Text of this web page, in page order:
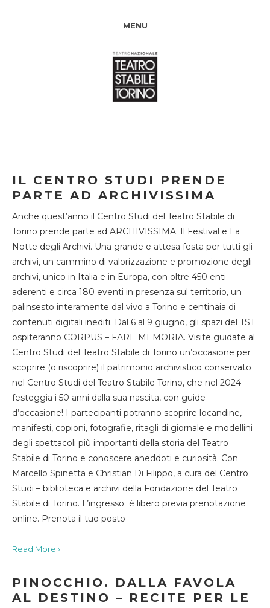
MENU
IL CENTRO STUDI PRENDE
PARTE AD ARCHIVISSIMA
Anche quest’anno il Centro Studi del Teatro Stabile di
Torino prende parte ad ARCHIVISSIMA. Il Festival e La
Notte degli Archivi. Una grande e attesa festa per tutti gli
archivi, un cammino di valorizzazione e promozione degli
archivi, unico in Italia e in Europa, con oltre 450 enti
aderenti e circa 180 eventi in presenza sul territorio, un
palinsesto interamente dal vivo a Torino e centinaia di
contenuti digitali inediti. Dal 6 al 9 giugno, gli spazi del TST
ospiteranno CORPUS – FARE MEMORIA. Visite guidate al
Centro Studi del Teatro Stabile di Torino un’occasione per
scoprire (o riscoprire) il patrimonio archivistico conservato
nel Centro Studi del Teatro Stabile Torino, che nel 2024
festeggia i 50 anni dalla sua nascita, con guide
d’occasione! I partecipanti potranno scoprire locandine,
manifesti, copioni, fotografie, ritagli di giornale e modellini
degli spettacoli più importanti della storia del Teatro
Stabile di Torino e conoscere aneddoti e curiosità. Con
Marcello Spinetta e Christian Di Filippo, a cura del Centro
Studi – biblioteca e archivi della Fondazione del Teatro
Stabile di Torino. L’ingresso è libero previa prenotazione
online. Prenota il tuo posto
Read More ›
PINOCCHIO. DALLA FAVOLA
AL DESTINO – RECITE PER LE